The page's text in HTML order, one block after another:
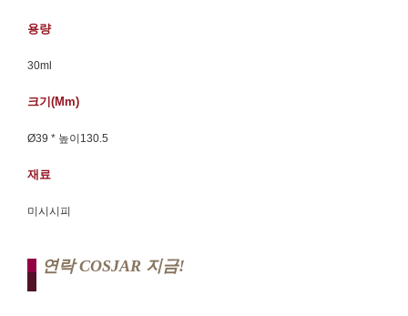
용량
30ml
크기(mm)
Ø39 * 높이130.5
재료
미시시피
연락 COSJAR 지금!